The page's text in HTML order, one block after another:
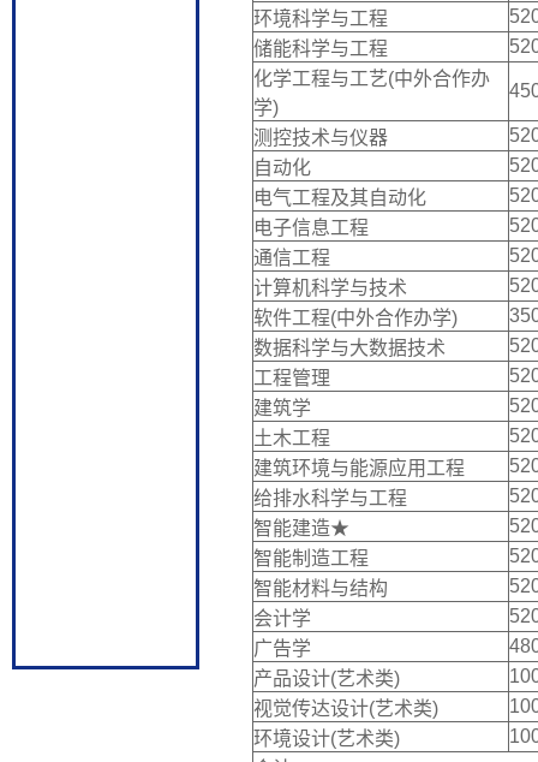
环境科学与工程
储能科学与工程
化学工程与工艺(中外合作办
学)
测控技术与仪器
自动化
电气工程及其自动化
电子信息工程
通信工程
计算机科学与技术
软件工程(中外合作办学)
数据科学与大数据技术
工程管理
建筑学
土木工程
建筑环境与能源应用工程
给排水科学与工程
智能建造★
智能制造工程
智能材料与结构
会计学
广告学
产品设计(艺术类)
视觉传达设计(艺术类)
环境设计(艺术类)